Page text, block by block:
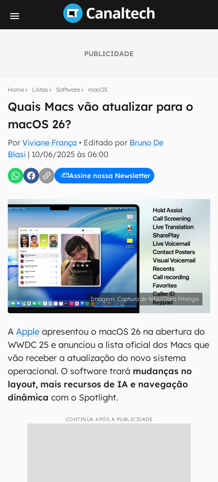
PUBLICIDADE
Home Listas Software macOS
Quais Macs vão atualizar para o
macOS 26?
Por Viviane França • Editado por Bruno De
Blasi | 10/06/2025 às 06:00
Assine nossa Newsletter
notícias e reviews sobre tecnologia em primeira
mão.
E-mail
Uso e Política de Privacidade do Canaltech.
Captura de tela/Clara Pitanga
A Apple apresentou o macOS 26 na abertura do
WWDC 25 e anunciou a lista oficial dos Macs que
vão receber a atualização do novo sistema
operacional. O software trará mudanças no
layout, mais recursos de IA e navegação
dinâmica com o Spotlight.
CONTINUA APÓS A PUBLICIDADE